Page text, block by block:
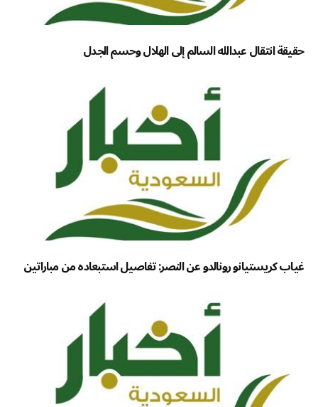
حقيقة انتقال عبدالله السالم إلى الهلال وحسم الجدل
غياب كريستيانو رونالدو عن النصر: تفاصيل استبعاده من مباراتين